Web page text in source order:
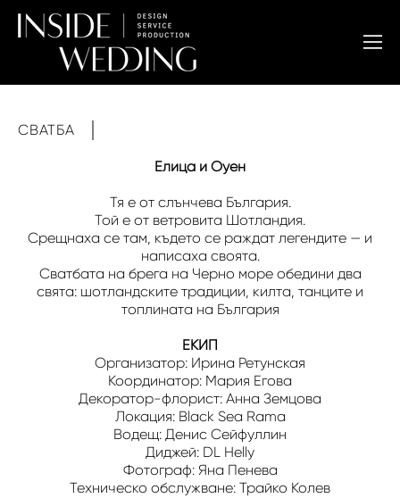
СВАТБА
Елица и Оуен
Тя е от слънчева България.
Той е от ветровита Шотландия.
Срещнаха се там, където се раждат легендите — и
написаха своята.
Сватбата на брега на Черно море обедини два
свята: шотландските традиции, килта, танците и
топлината на България
ЕКИП
Организатор: Ирина Ретунская
Координатор: Мария Егова
Декоратор-флорист: Анна Земцова
Локация: Black Sea Rama
Водещ: Денис Сейфуллин
Диджей: DL Helly
Фотограф: Яна Пенева
Техническо обслужване: Трайко Колев